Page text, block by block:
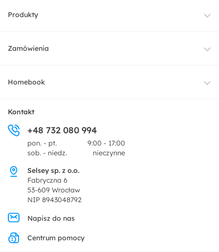
Produkty
Meble
Dekoracje i akcesoria
Promocje
Zamówienia
Dostawa
Zwroty
Pytania i odpowiedzi
Homebook
O nas
Centrum prasowe
Regulamin
Polityka prywatności
Ustawienia prywatności
Kontakt
+48 732 080 994
pon. - pt.
9:00 - 17:00
sob. - niedz.
nieczynne
Selsey sp. z o.o.
Fabryczna 6
53-609 Wrocław
NIP 8943048792
Napisz do nas
Centrum pomocy